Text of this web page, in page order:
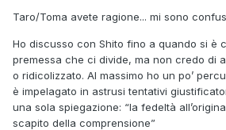
hai dato nei primi tuoi 100 messaggi era
tale lavoro, a prescindere dal risultato
no, ed in generale più ad uno scarso
per il culo.
Saluti Toma
Taro/Toma avete ragione... mi sono
Ho discusso con Shito fino a quando si è
premessa che ci divide, ma non credo di
o ridicolizzato. Al massimo ho un po’
è impelagato in astrusi tentativi
una sola spiegazione: “la fedeltà
scapito della comprensione”